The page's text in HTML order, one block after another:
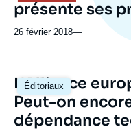
présente ses
26 février 2018—
Éditoriaux
L'Alliance
Peut-on
dépendance